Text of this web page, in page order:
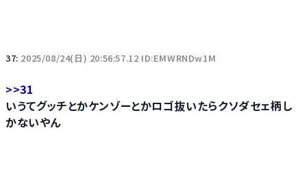
37: 2025/08/24(日) 20:56:57.12 ID:EMWRNDw1M
>>31
いうてグッチとかケンゾーとかロゴ抜いたらクソダセェ柄し
かないやん